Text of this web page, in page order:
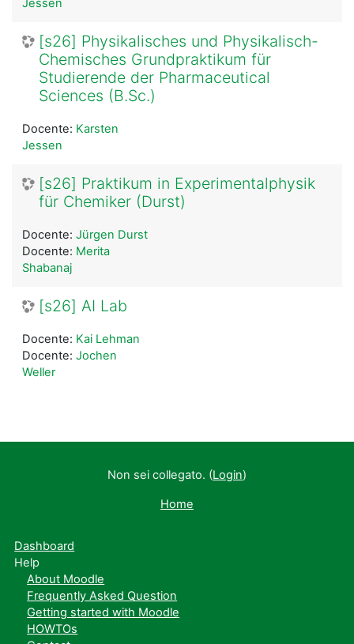
Jessen
[s26] Physikalisches und Physikalisch-
Chemisches Grundpraktikum für
Studierende der Pharmaceutical
Sciences (B.Sc.)
Docente: Karsten
Jessen
[s26] Praktikum in Experimentalphysik
für Chemiker (Durst)
Docente: Jürgen Durst
Docente: Merita
Shabanaj
[s26] AI Lab
Docente: Kai Lehman
Docente: Jochen
Weller
Non sei collegato. (Login)
Home
Dashboard
Help
About Moodle
Frequently Asked Question
Getting started with Moodle
HOWTOs